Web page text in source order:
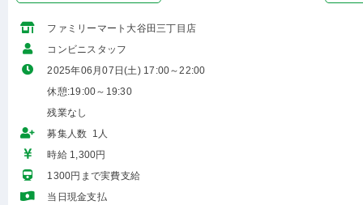
ファミリーマート大谷田三丁目店
コンビニスタッフ
2025年06月07日(土) 17:00～22:00
休憩:19:00～19:30
残業なし
募集人数 1人
時給 1,300円
1300円まで実費支給
当日現金支払